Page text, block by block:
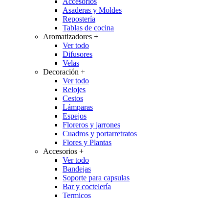
Asaderas y Moldes
Repostería
Tablas de cocina
Aromatizadores +
Ver todo
Difusores
Velas
Decoración +
Ver todo
Relojes
Cestos
Lámparas
Espejos
Floreros y jarrones
Cuadros y portarretratos
Flores y Plantas
Accesorios +
Ver todo
Bandejas
Soporte para capsulas
Bar y coctelería
Termicos